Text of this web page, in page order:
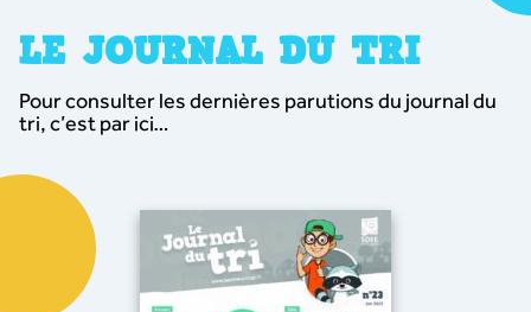
LE JOURNAL DU TRI
Pour consulter les dernières parutions du journal du
tri, c’est par ici…